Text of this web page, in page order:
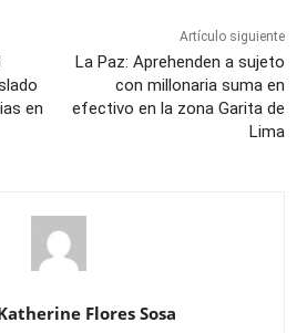
en
Artículo siguiente
La Paz: Aprehenden a sujeto
con millonaria suma en
efectivo en la zona Garita de
Lima
Flores Sosa